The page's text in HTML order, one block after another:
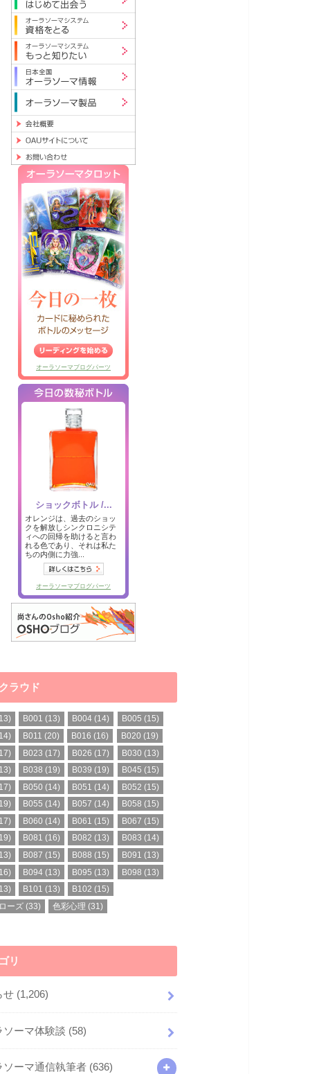
ラウド
B001 (13) B004 (14) B005 (15)
B011 (20) B016 (16) B020 (19)
B023 (17) B026 (17) B030 (13)
B038 (19) B039 (19) B045 (15)
B050 (14) B051 (14) B052 (15)
B055 (14) B057 (14) B058 (15)
B060 (14) B061 (15) B067 (15)
B081 (16) B082 (13) B083 (14)
B087 (15) B088 (15) B091 (13)
B094 (13) B095 (13) B098 (13)
B101 (13) B102 (15)
ーズ (33) 色彩心理 (31)
リ
せ (1,206)
ソーマ体験談 (58)
ソーマ通信執筆者 (636)